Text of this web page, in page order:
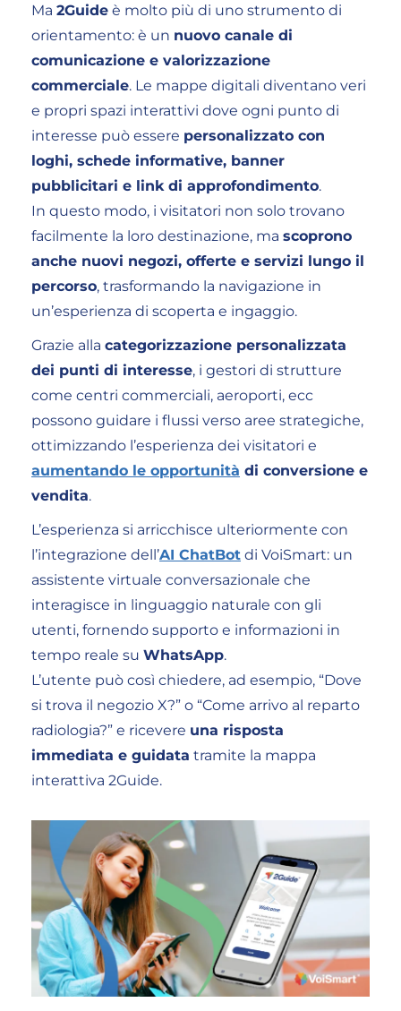
Ma 2Guide è molto più di uno strumento di
orientamento: è un nuovo canale di
comunicazione e valorizzazione
commerciale. Le mappe digitali diventano veri
e propri spazi interattivi dove ogni punto di
interesse può essere personalizzato con
loghi, schede informative, banner
pubblicitari e link di approfondimento.
In questo modo, i visitatori non solo trovano
facilmente la loro destinazione, ma scoprono
anche nuovi negozi, offerte e servizi lungo il
percorso, trasformando la navigazione in
un’esperienza di scoperta e ingaggio.
Grazie alla categorizzazione personalizzata
dei punti di interesse, i gestori di strutture
come centri commerciali, aeroporti, ecc
possono guidare i flussi verso aree strategiche,
ottimizzando l’esperienza dei visitatori e
aumentando le opportunità di conversione e
vendita.
L’esperienza si arricchisce ulteriormente con
l’integrazione dell’AI ChatBot di VoiSmart: un
assistente virtuale conversazionale che
interagisce in linguaggio naturale con gli
utenti, fornendo supporto e informazioni in
tempo reale su WhatsApp.
L’utente può così chiedere, ad esempio, “Dove
si trova il negozio X?” o “Come arrivo al reparto
radiologia?” e ricevere una risposta
immediata e guidata tramite la mappa
interattiva 2Guide.